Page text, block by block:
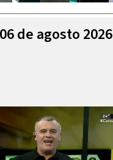
de agosto 2026